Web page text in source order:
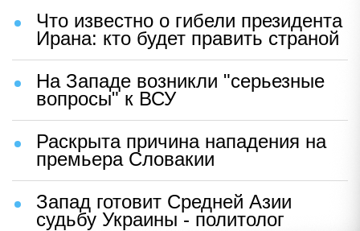
Что известно о гибели президента
Ирана: кто будет править страной
На Западе возникли "серьезные
вопросы" к ВСУ
Раскрыта причина нападения на
премьера Словакии
Запад готовит Средней Азии
судьбу Украины - политолог